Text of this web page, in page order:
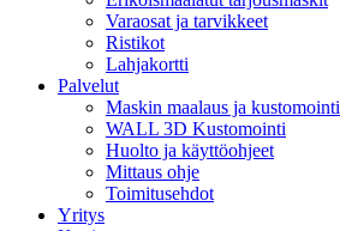
Varaosat ja tarvikkeet
Ristikot
Lahjakortti
Palvelut
Maskin maalaus ja kustomointi
WALL 3D Kustomointi
Huolto ja käyttöohjeet
Mittaus ohje
Toimitusehdot
Yritys